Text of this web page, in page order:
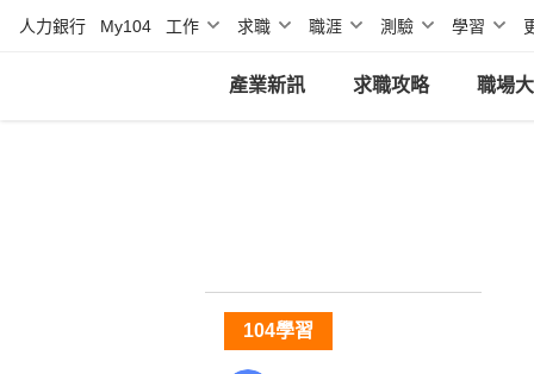
人力銀行 My104 工作 求職 職涯 測驗 學習
產業新訊 求職攻略 職場
104學習